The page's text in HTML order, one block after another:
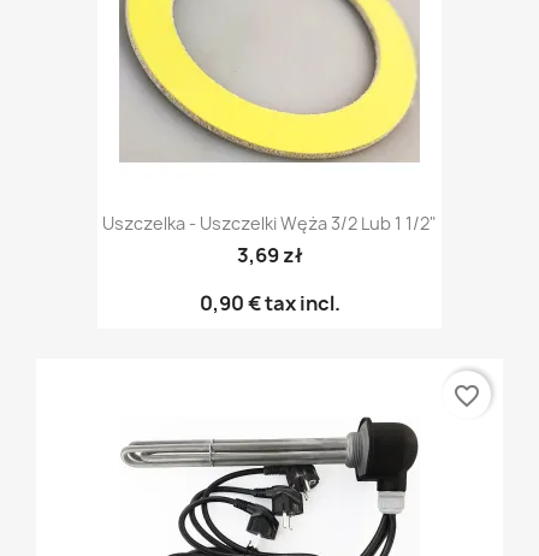
Uszczelka - Uszczelki Węża 3/2 Lub 1 1/2"
3,69 zł
0,90 €tax incl.
favorite_border